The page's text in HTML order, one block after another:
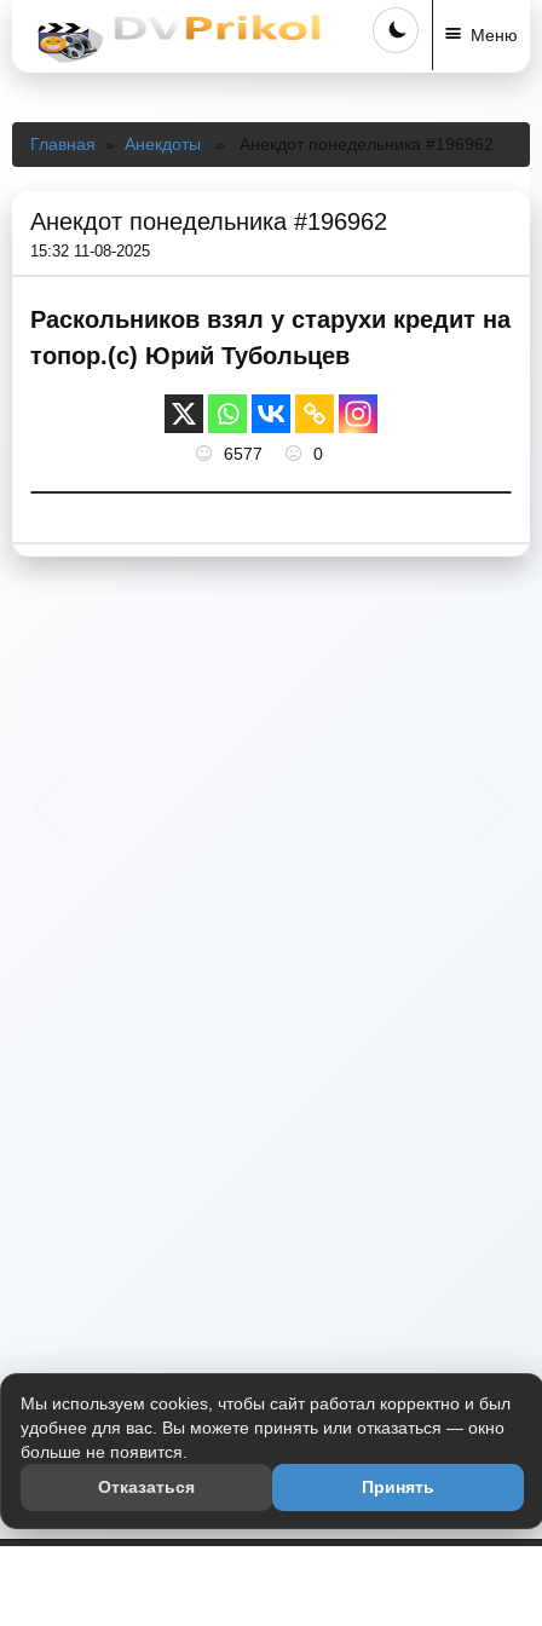
Меню
Главная » Анекдоты » Анекдот понедельника #196962
Анекдот понедельника #196962
15:32 11-08-2025
Раскольников взял у старухи кредит на
топор.(с) Юрий Тубольцев
6577 0
Мы используем cookies, чтобы сайт работал корректно и был
удобнее для вас. Вы можете принять или отказаться — окно
больше не появится.
Отказаться
Принять